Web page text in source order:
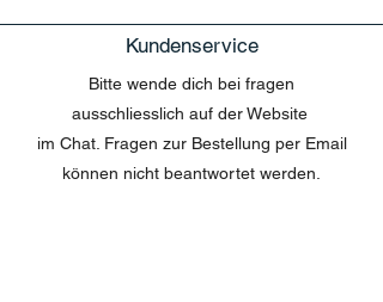
Kundenservice
Bitte wende dich bei fragen
ausschliesslich auf der Website
im Chat. Fragen zur Bestellung per Email
können nicht beantwortet werden.